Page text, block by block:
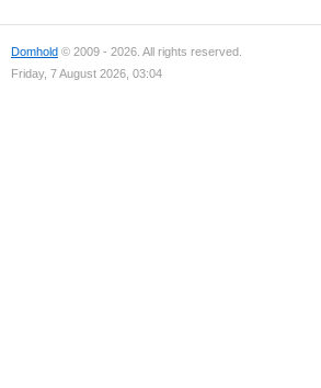
Domhold © 2009 - 2026. All rights reserved.
Friday, 7 August 2026, 03:04